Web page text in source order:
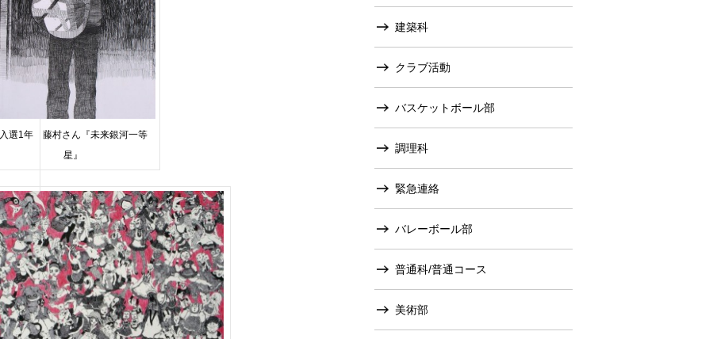
入選1年 藤村さん『未来銀河一等
星』
建築科
クラブ活動
バスケットボール部
調理科
緊急連絡
バレーボール部
普通科/普通コース
美術部